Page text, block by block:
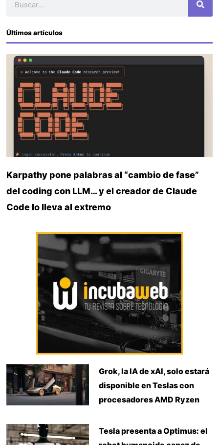
Últimos artículos
Karpathy pone palabras al “cambio de fase”
del coding con LLM… y el creador de Claude
Code lo lleva al extremo
Grok, la IA de xAI, solo estará
disponible en Teslas con
procesadores AMD Ryzen
Tesla presenta a Optimus: el